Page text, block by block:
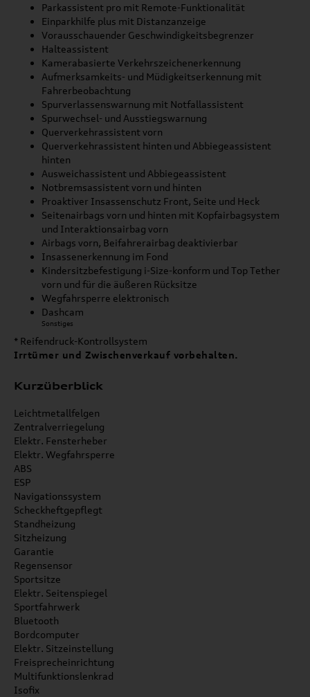
Parkassistent pro mit Remote-Funktionalität
Einparkhilfe plus mit Distanzanzeige
Vorausschauender Geschwindigkeitsbegrenzer
Halteassistent
Kamerabasierte Verkehrszeichenerkennung
Aufmerksamkeits- und Müdigkeitserkennung mit
Fahrerbeobachtung
Spurverlassenswarnung mit Notfallassistent
Spurwechsel- und Ausstiegswarnung
Querverkehrassistent vorn
Querverkehrassistent hinten und Abbiegeassistent
hinten
Ausweichassistent und Abbiegeassistent
Notbremsassistent vorn und hinten
Proaktiver Insassenschutz Front, Seite und Heck
Seitenairbags vorn und hinten mit Kopfairbagsystem
und Interaktionsairbag vorn
Airbags vorn, Beifahrerairbag deaktivierbar
Insassenerkennung im Fond
Kindersitzbefestigung i-Size-konform und Top Tether
vorn und für die äußeren Rücksitze
Wegfahrsperre elektronisch
Dashcam
Sonstiges
* Reifendruck-Kontrollsystem
Irrtümer und Zwischenverkauf vorbehalten.
Kurzüberblick
Leichtmetallfelgen
Zentralverriegelung
Elektr. Fensterheber
Elektr. Wegfahrsperre
ABS
ESP
Navigationssystem
Scheckheftgepflegt
Standheizung
Sitzheizung
Garantie
Regensensor
Sportsitze
Elektr. Seitenspiegel
Sportfahrwerk
Bluetooth
Bordcomputer
Elektr. Sitzeinstellung
Freisprecheinrichtung
Multifunktionslenkrad
Isofix